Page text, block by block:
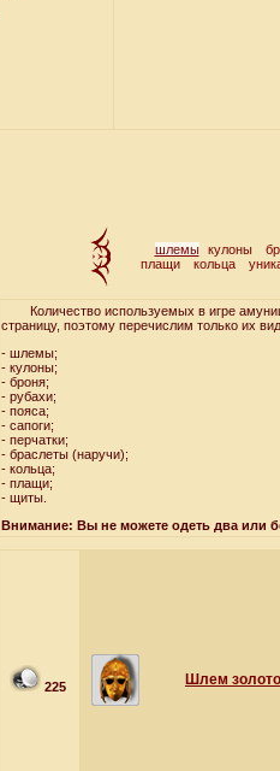
шлемы кулоны
плащи
кольца
Количество используемых в игре
страницу, поэтому перечислим только их
- шлемы;
- кулоны;
- броня;
- рубахи;
- пояса;
- сапоги;
- перчатки;
- браслеты (наручи);
- кольца;
- плащи;
- щиты.
Внимание: Вы не можете одеть два или
225 Шлем